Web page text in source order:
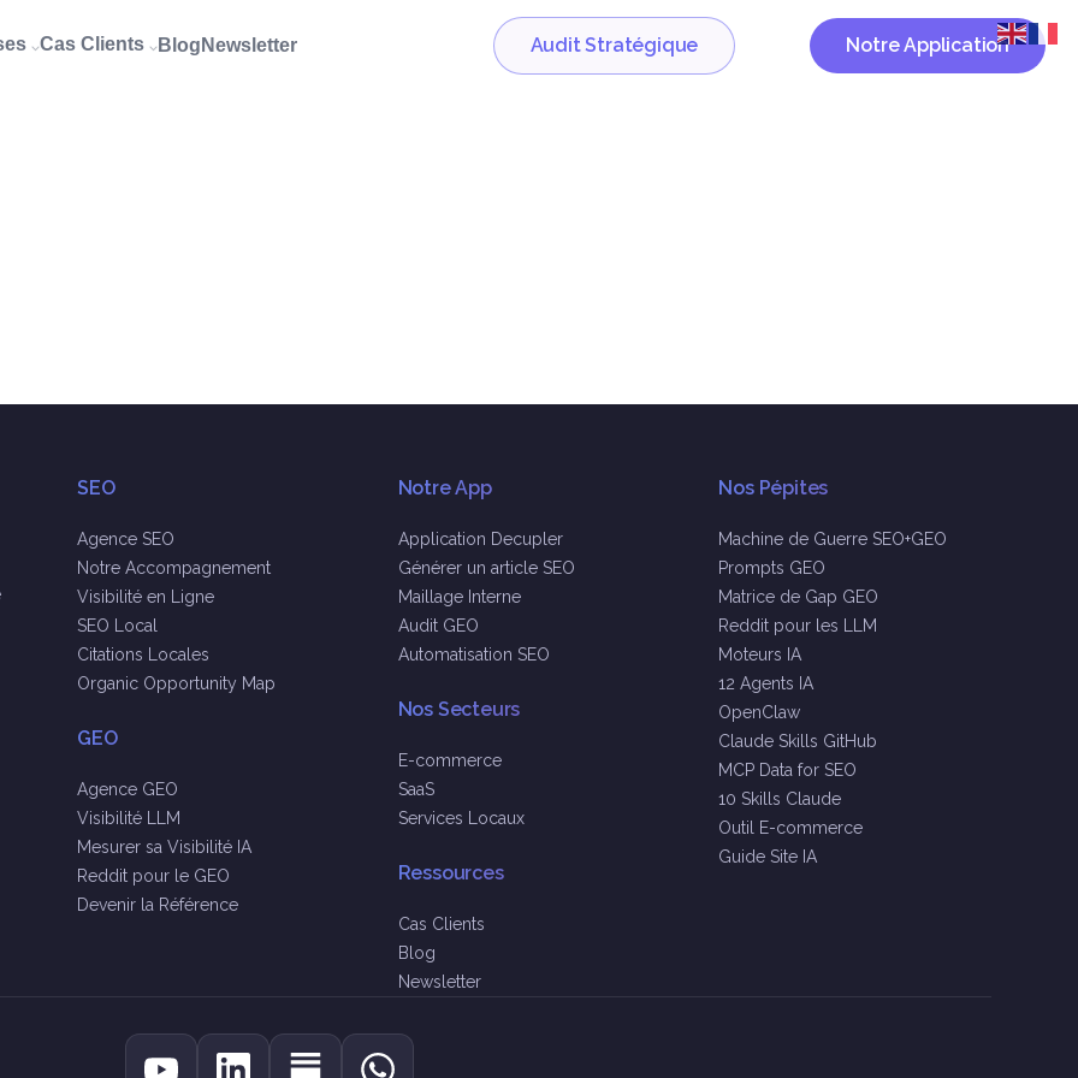
⌵Cas Clients ⌵ Blog Newsletter Audit Stratégique Notre Application
SEO
Agence SEO
Notre Accompagnement
Visibilité en Ligne
SEO Local
Citations Locales
Organic Opportunity Map
GEO
Agence GEO
Visibilité LLM
Mesurer sa Visibilité IA
Reddit pour le GEO
Devenir la Référence
Notre App
Application Decupler
Générer un article SEO
Maillage Interne
Audit GEO
Automatisation SEO
Nos Secteurs
E-commerce
SaaS
Services Locaux
Ressources
Cas Clients
Blog
Newsletter
Nos Pépites
Machine de Guerre SEO+GEO
Prompts GEO
Matrice de Gap GEO
Reddit pour les LLM
Moteurs IA
12 Agents IA
OpenClaw
Claude Skills GitHub
MCP Data for SEO
10 Skills Claude
Outil E-commerce
Guide Site IA